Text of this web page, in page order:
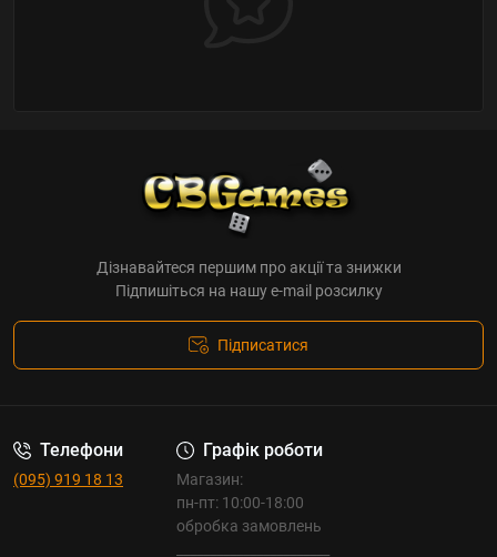
Дізнавайтеся першим про акції та знижки
Підпишіться на нашу e-mail розсилку
Підписатися
Телефони
(095) 919 18 13
Графік роботи
Магазин:
пн-пт: 10:00-18:00
обробка замовлень